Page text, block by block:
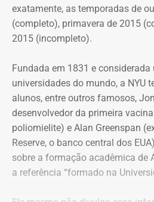
exatamente, as temporadas de
(completo), primavera de 2015
2015 (incompleto).
Fundada em 1831 e
universidades do mundo, a NYU
alunos, entre outros famosos,
desenvolvedor da primeira
poliomielite) e Alan Greenspan
Reserve, o banco central dos
sobre a formação acadêmica de
a referência “formado na